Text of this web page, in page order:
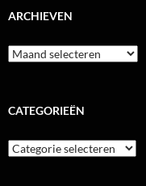
ARCHIEVEN
Archieven
CATEGORIEËN
Categorieën